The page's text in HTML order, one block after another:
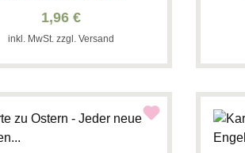
1,96 €
inkl. MwSt. zzgl. Versand